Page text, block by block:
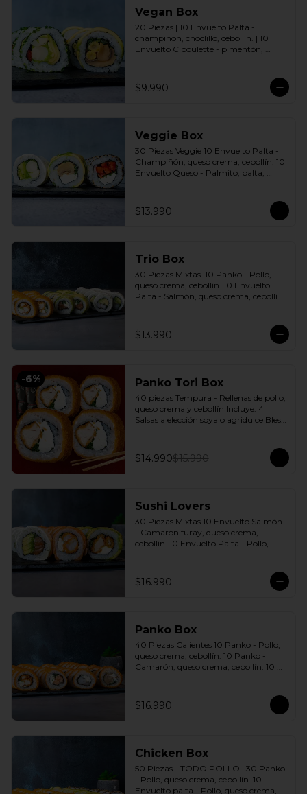
Vegan Box
20 Piezas | 10 Envuelto Palta -
champiñon, choclillo, cebollín. | 10
Envuelto Ciboulette - pimentón,
palitos
$9.990
Veggie Box
30 Piezas Veggie 10 Envuelto Palta -
Champiñón, queso crema, cebollín. 10
Envuelto Queso - Palmito, palta,
Incluye: 3 Salsas a elección soya o
agridulce Bless + 2 palitos
$13.990
Trio Box
30 Piezas Mixtas. 10 Panko - Pollo,
queso crema, cebollín. 10 Envuelto
Palta - Salmón, queso crema, cebollín.
agridulce Bless + 2 palitos
$13.990
-6% Panko Tori Box
40 piezas Tempura - Rellenas de pollo,
queso crema y cebollín Incluye: 4
Salsas a elección soya o agridulce Bless
$14.990$15.990
Sushi Lovers
30 Piezas Mixtas 10 Envuelto Salmón
- Camarón furay, queso crema,
cebollín. 10 Envuelto Palta - Pollo,
Incluye: 3 Salsas a elección soya o
agridulce Bless + 2 palitos
$16.990
Panko Box
40 Piezas Calientes 10 Panko - Pollo,
queso crema, cebollín. 10 Panko -
Camarón, queso crema, cebollín. 10
queso crema, cebollín. Incluye: 4 Salsas
a elección soya o agridulce Bless + 2
$16.990
Chicken Box
50 Piezas - TODO POLLO | 30 Panko
- Pollo, queso crema, cebollín. 10
Envuelto palta - Pollo, queso crema,